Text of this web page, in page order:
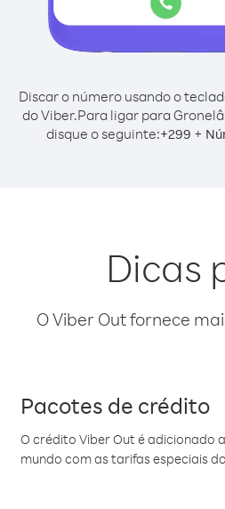
Discar o número usando o
do Viber.Para ligar para
disque o seguinte:+299 +
Dicas
O Viber Out fornece
Pacotes de crédito
O crédito Viber Out é adicionado
mundo com as tarifas especiais